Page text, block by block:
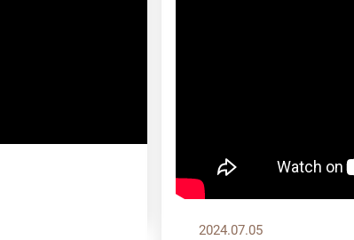
2024.07.05